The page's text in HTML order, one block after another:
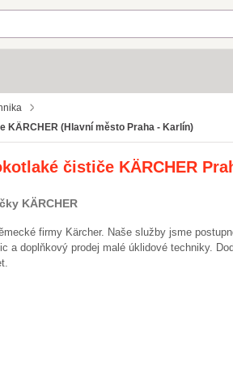
KÄRCHER (Hlavní město Praha - Karlín)
čističe KÄRCHER
KÄRCHER
firmy Kärcher. Naše služby jsme
a doplňkový prodej malé úklidové techniky.